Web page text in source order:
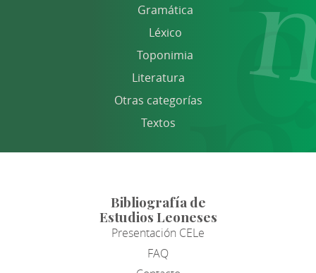
Gramática
Léxico
Toponimia
Literatura
Otras categorías
Textos
Bibliografía de
Estudios Leoneses
Presentación CELe
FAQ